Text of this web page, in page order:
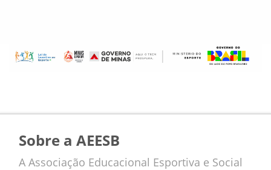
Sobre a AEESB
A Associação Educacional Esportiva e Social